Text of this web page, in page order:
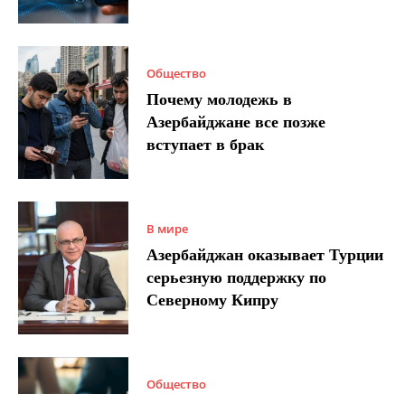
Общество
Почему молодежь в
Азербайджане все позже
вступает в брак
В мире
Азербайджан оказывает Турции
серьезную поддержку по
Северному Кипру
Общество